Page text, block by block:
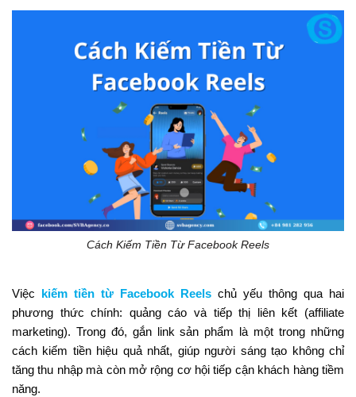
Cách Kiếm Tiền Từ Facebook Reels
Việc kiếm tiền từ Facebook Reels chủ yếu thông qua hai
phương thức chính: quảng cáo và tiếp thị liên kết (affiliate
marketing). Trong đó, gắn link sản phẩm là một trong những
cách kiếm tiền hiệu quả nhất, giúp người sáng tạo không chỉ
tăng thu nhập mà còn mở rộng cơ hội tiếp cận khách hàng tiềm
năng.